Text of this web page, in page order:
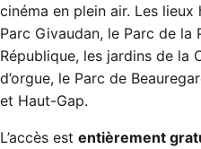
cinéma en plein air. Les
Parc Givaudan, le Parc de la
République, les jardins de la
d’orgue, le Parc de
et Haut-Gap.
L’accès est entièrement